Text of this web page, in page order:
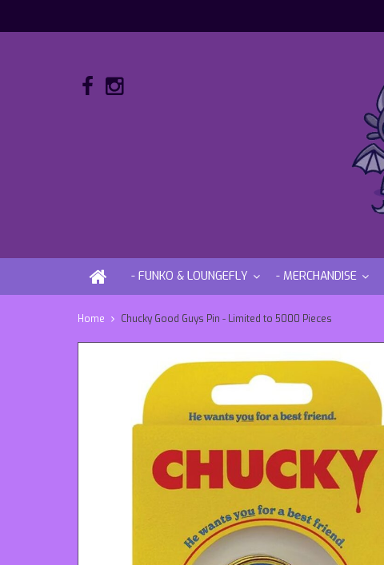
- FUNKO & LOUNGEFLY - MERCHANDISE
Home Chucky Good Guys Pin - Limited to 5000 Pieces